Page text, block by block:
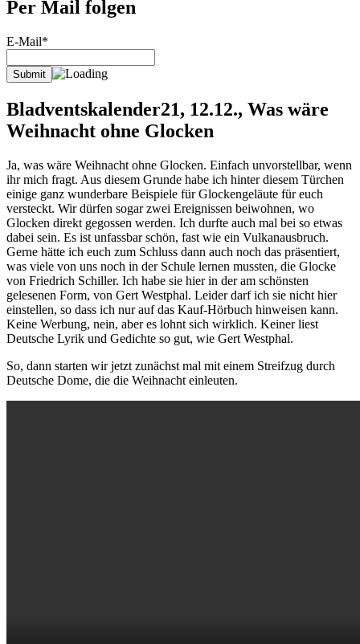
Per Mail folgen
E-Mail*
Bladventskalender21, 12.12., Was wäre
Weihnacht ohne Glocken
Ja, was wäre Weihnacht ohne Glocken. Einfach unvorstellbar, wenn
ihr mich fragt. Aus diesem Grunde habe ich hinter diesem Türchen
einige ganz wunderbare Beispiele für Glockengeläute für euch
versteckt. Wir dürfen sogar zwei Ereignissen beiwohnen, wo
Glocken direkt gegossen werden. Ich durfte auch mal bei so etwas
dabei sein. Es ist unfassbar schön, fast wie ein Vulkanausbruch.
Gerne hätte ich euch zum Schluss dann auch noch das präsentiert,
was viele von uns noch in der Schule lernen mussten, die Glocke
von Friedrich Schiller. Ich habe sie hier in der am schönsten
gelesenen Form, von Gert Westphal. Leider darf ich sie nicht hier
einstellen, so dass ich nur auf das Kauf-Hörbuch hinweisen kann.
Keine Werbung, nein, aber es lohnt sich wirklich. Keiner liest
Deutsche Lyrik und Gedichte so gut, wie Gert Westphal.
So, dann starten wir jetzt zunächst mal mit einem Streifzug durch
Deutsche Dome, die die Weihnacht einleuten.